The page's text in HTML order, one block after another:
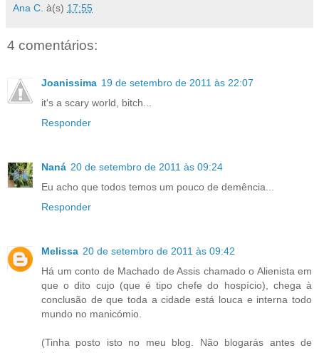
Ana C. à(s) 17:55
4 comentários:
Joanissima 19 de setembro de 2011 às 22:07
it's a scary world, bitch...
Responder
Naná 20 de setembro de 2011 às 09:24
Eu acho que todos temos um pouco de demência...
Responder
Melissa 20 de setembro de 2011 às 09:42
Há um conto de Machado de Assis chamado o Alienista em
que o dito cujo (que é tipo chefe do hospício), chega à
conclusão de que toda a cidade está louca e interna todo
mundo no manicómio.
(Tinha posto isto no meu blog. Não blogarás antes de